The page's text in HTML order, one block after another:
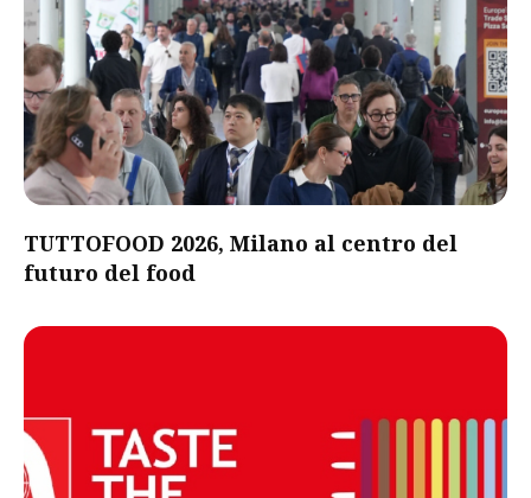
TUTTOFOOD 2026, Milano al centro del
futuro del food